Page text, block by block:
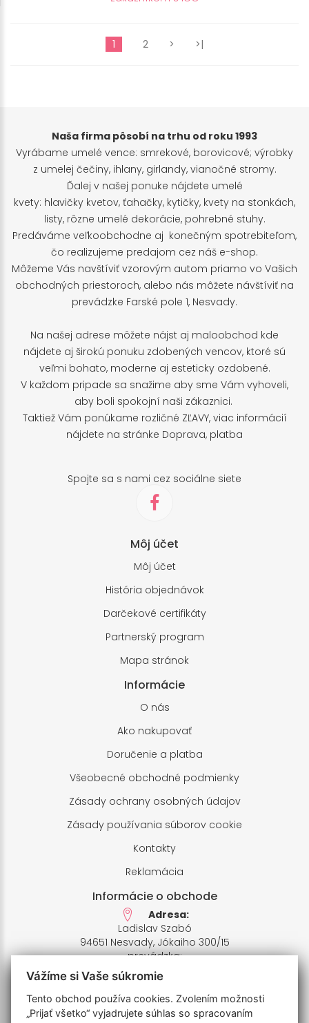
1 2 > >|
Naša firma pôsobí na trhu od roku 1993
Vyrábame umelé vence: smrekové, borovicové; výrobky
z umelej čečiny, ihlany, girlandy, vianočné stromy.
Ďalej v našej ponuke nájdete umelé
kvety: hlavičky kvetov, ťahačky, kytičky, kvety na stonkách,
listy, rôzne umelé dekorácie, pohrebné stuhy.
Predáváme veľkoobchodne aj konečným spotrebiteľom,
čo realizujeme predajom cez náš e-shop.
Môžeme Vás navštíviť vzorovým autom priamo vo Vašich
obchodných priestoroch, alebo nás môžete návštíviť na
prevádzke Farské pole 1, Nesvady.
Na našej adrese môžete nájst aj maloobchod kde
nájdete aj širokú ponuku zdobených vencov, ktoré sú
veľmi bohato, moderne aj esteticky ozdobené.
V každom pripade sa snažime aby sme Vám vyhoveli,
aby boli spokojní naši zákaznici.
Taktiež Vám ponúkame rozličné ZĽAVY, viac informácií
nájdete na stránke Doprava, platba
Spojte sa s nami cez sociálne siete
Môj účet
Môj účet
História objednávok
Darčekové certifikáty
Partnerský program
Mapa stránok
Informácie
O nás
Ako nakupovať
Doručenie a platba
Všeobecné obchodné podmienky
Zásady ochrany osobných údajov
Zásady používania súborov cookie
Kontakty
Reklamácia
Informácie o obchode
Adresa:
Ladislav Szabó
94651 Nesvady, Jókaiho 300/15
prevádzka:
94651 Nesvady,Farské pole 1
IČO: 33658412,
IČ DPH: SK1020426935
Bankový účet:
Vážíme si Vaše súkromie
Tento obchod používa cookies. Zvolením možnosti
„Prijať všetko“ vyjadrujete súhlas so spracovaním